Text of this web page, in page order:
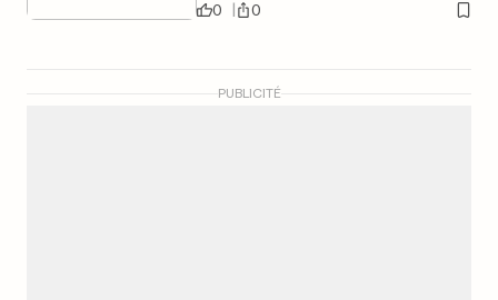
0 0
PUBLICITÉ